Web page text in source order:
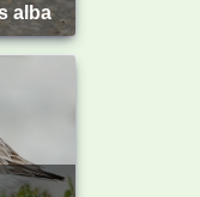
alba